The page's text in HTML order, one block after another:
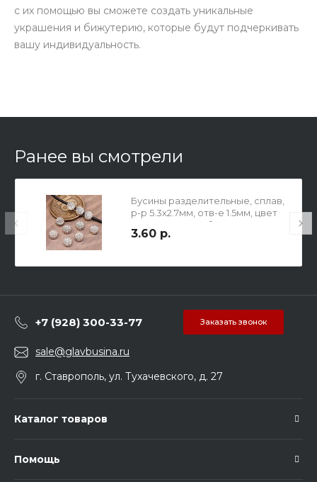
с их помощью вы сможете создать уникальные
украшения и бижутерию, которые будут подчеркивать
вашу индивидуальность.
Ранее вы смотрели
Бусины разделительные, сплав,
р-р 5.3х2.7мм, отв-е 1.5мм, цвет
чернёное серебро.
3.60 р.
+7 (928) 300-33-77 Заказать звонок
sale@glavbusina.ru
г. Ставрополь, ул. Тухачевского, д. 27
Каталог товаров
Помощь